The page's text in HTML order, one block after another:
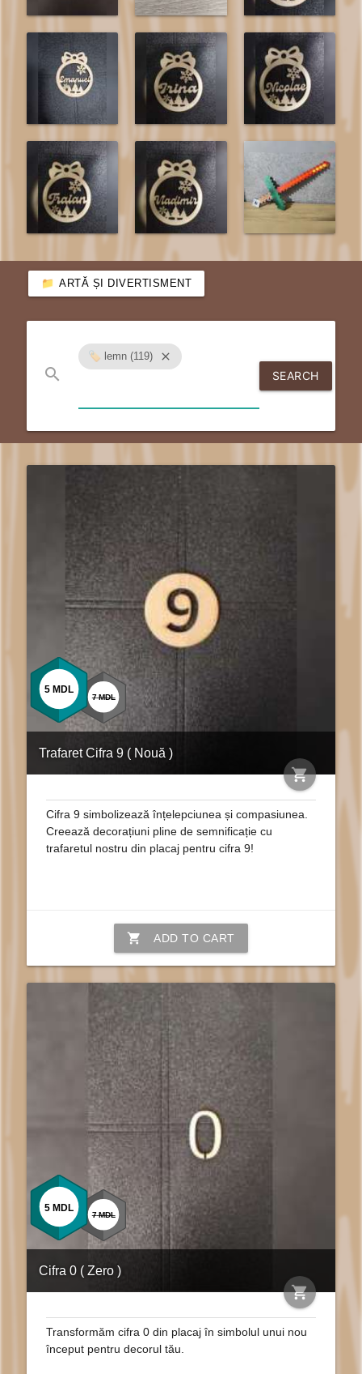
ARTĂ ȘI DIVERTISMENT
search
🏷️ lemn (119) close
SEARCH
Trafaret Cifra 9 ( Nouă )
shopping_cart
5 MDL
7 MDL
Cifra 9 simbolizează înțelepciunea și compasiunea.
Creează decorațiuni pline de semnificație cu
trafaretul nostru din placaj pentru cifra 9!
shopping_cart ADD TO CART
Cifra 0 ( Zero )
shopping_cart
5 MDL
7 MDL
Transformăm cifra 0 din placaj în simbolul unui nou
început pentru decorul tău.